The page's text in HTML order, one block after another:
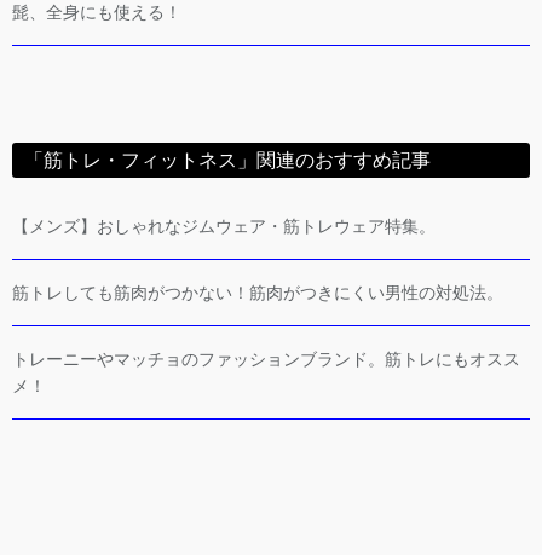
髭、全身にも使える！
「筋トレ・フィットネス」関連のおすすめ記事
【メンズ】おしゃれなジムウェア・筋トレウェア特集。
筋トレしても筋肉がつかない！筋肉がつきにくい男性の対処法。
トレーニーやマッチョのファッションブランド。筋トレにもオスス
メ！